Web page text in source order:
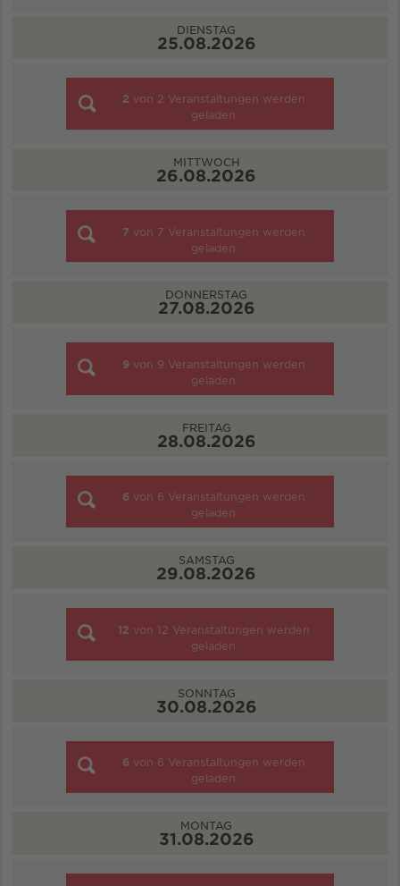
DIENSTAG
25.08.2026
2 von 2 Veranstaltungen werden
geladen
MITTWOCH
26.08.2026
7 von 7 Veranstaltungen werden
geladen
DONNERSTAG
27.08.2026
9 von 9 Veranstaltungen werden
geladen
FREITAG
28.08.2026
6 von 6 Veranstaltungen werden
geladen
SAMSTAG
29.08.2026
12 von 12 Veranstaltungen werden
geladen
SONNTAG
30.08.2026
6 von 6 Veranstaltungen werden
geladen
MONTAG
31.08.2026